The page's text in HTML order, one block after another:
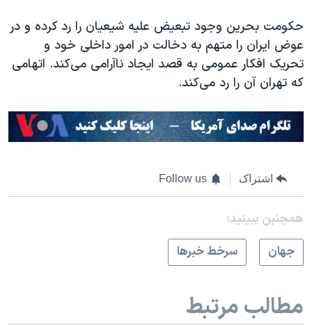
حکومت بحرین وجود تبعیض علیه شیعیان را رد کرده و در
عوض ایران را متهم به دخالت در امور داخلی خود و
تحریک افکار عمومی به قصد ایجاد ناآرامی می‌کند. اتهامی
که تهران آن را رد می‌کند.
اشتراک Follow us
همچنبن ببینید:
جهان
سرخط خبرها
مطالب مرتبط